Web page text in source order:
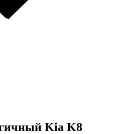
Kia K8